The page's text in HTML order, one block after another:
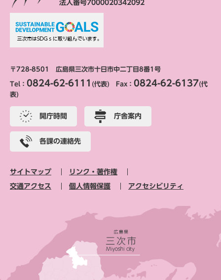
法人番号7000020342092
〒728-8501 広島県三次市十日市中二丁目8番1号
Tel： 0824-62-6111 (代表) Fax： 0824-62-6137(代
表)
開庁時間 庁舎案内
各課の連絡先
サイトマップ リンク・著作権
交通アクセス 個人情報保護 アクセシビリティ